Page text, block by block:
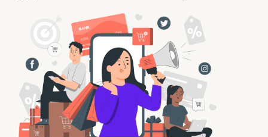
WordPress за вашия
магазин